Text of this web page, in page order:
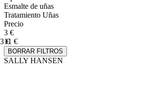
Esmalte de uñas
Tratamiento Uñas
Precio
3 €
3 €11 €
BORRAR FILTROS
SALLY HANSEN